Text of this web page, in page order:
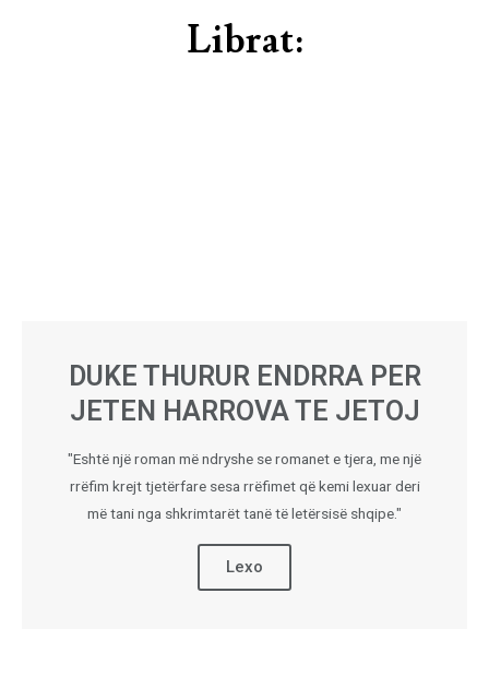
Librat:
DUKE THURUR ENDRRA PER
JETEN HARROVA TE JETOJ
"Eshtë një roman më ndryshe se romanet e tjera, me një
rrëfim krejt tjetërfare sesa rrëfimet që kemi lexuar deri
më tani nga shkrimtarët tanë të letërsisë shqipe."
Lexo